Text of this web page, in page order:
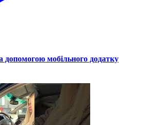
допомогою мобільного додатку